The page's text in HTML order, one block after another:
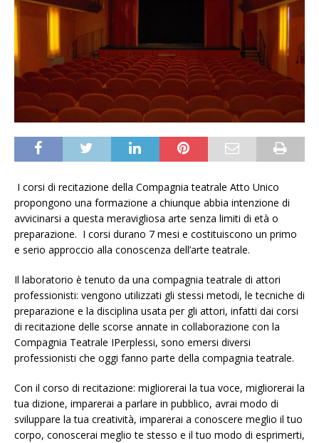
I corsi di recitazione della Compagnia teatrale Atto Unico
propongono una formazione a chiunque abbia intenzione di
avvicinarsi a questa meravigliosa arte senza limiti di età o
preparazione. I corsi durano 7 mesi e costituiscono un primo
e serio approccio alla conoscenza dell’arte teatrale.
Il laboratorio è tenuto da una compagnia teatrale di attori
professionisti: vengono utilizzati gli stessi metodi, le tecniche di
preparazione e la disciplina usata per gli attori, infatti dai corsi
di recitazione delle scorse annate in collaborazione con la
Compagnia Teatrale IPerplessi, sono emersi diversi
professionisti che oggi fanno parte della compagnia teatrale.
Con il corso di recitazione: migliorerai la tua voce, migliorerai la
tua dizione, imparerai a parlare in pubblico, avrai modo di
sviluppare la tua creatività, imparerai a conoscere meglio il tuo
corpo, conoscerai meglio te stesso e il tuo modo di esprimerti,